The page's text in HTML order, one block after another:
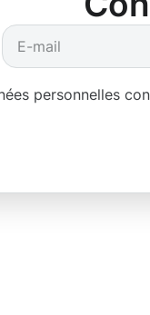
personnelles